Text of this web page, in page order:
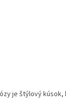
je štýlový